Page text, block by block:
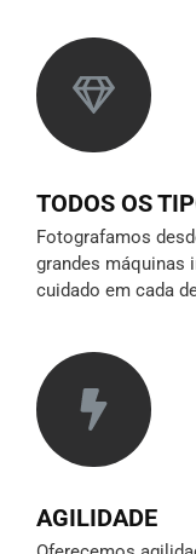
TODOS OS
Fotografamos
grandes máquinas
cuidado em cada
AGILIDADE